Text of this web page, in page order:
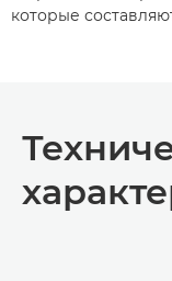
которые